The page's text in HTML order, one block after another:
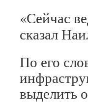
«Сейчас
сказал
По его
выделить